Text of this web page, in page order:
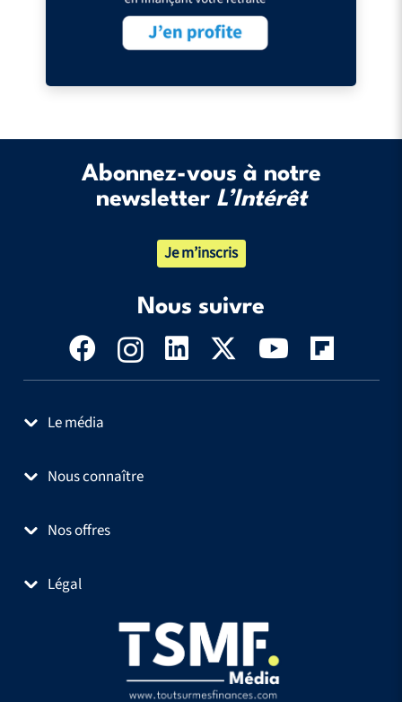
Abonnez-vous à notre
newsletter L’Intérêt
Je m’inscris
Nous suivre
Le média
Nous connaître
Nos offres
Légal